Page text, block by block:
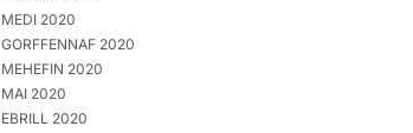
MEDI 2020
GORFFENNAF 2020
MEHEFIN 2020
MAI 2020
EBRILL 2020